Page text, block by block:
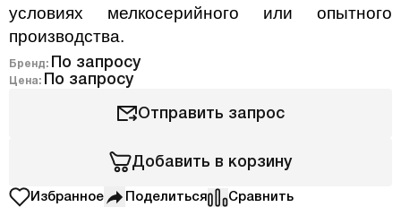
условиях мелкосерийного или опытного
производства.
Бренд: По запросу
Цена: По запросу
Отправить запрос
Добавить в корзину
Избранное Поделиться
Сравнить